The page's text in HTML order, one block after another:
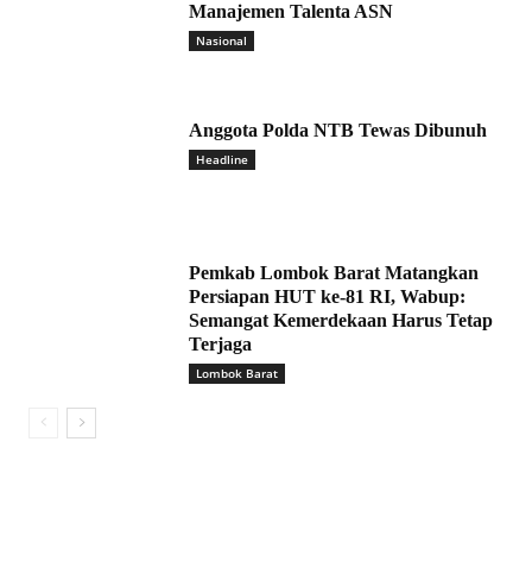
Manajemen Talenta ASN
Nasional
Anggota Polda NTB Tewas Dibunuh
Headline
Pemkab Lombok Barat Matangkan
Persiapan HUT ke-81 RI, Wabup:
Semangat Kemerdekaan Harus Tetap
Terjaga
Lombok Barat